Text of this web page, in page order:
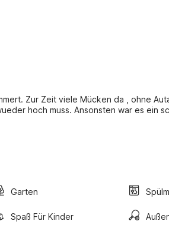
Zum
dann logischerweise wueder hoch muss. Ansonsten war
Garten
Spaß Für Kinder